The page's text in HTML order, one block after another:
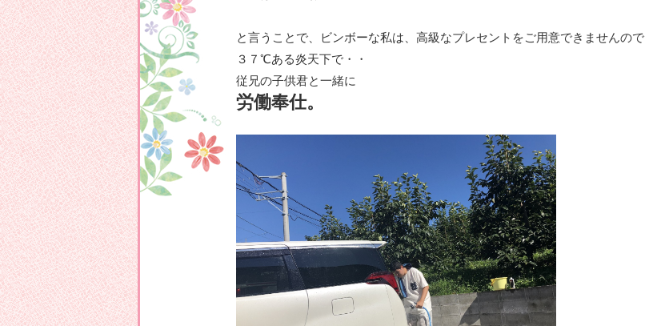
と言うことで、ビンボーな私は、高級なプレセントをご用意できませんので
３７℃ある炎天下で・・
従兄の子供君と一緒に
労働奉仕。